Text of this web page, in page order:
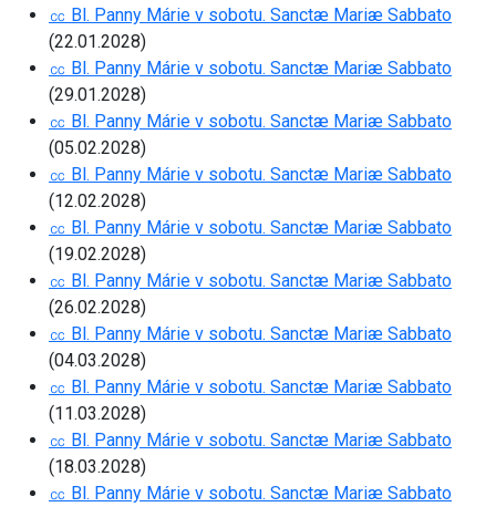
㏄ Bl. Panny Márie v sobotu. Sanctæ Mariæ Sabbato
(22.01.2028)
㏄ Bl. Panny Márie v sobotu. Sanctæ Mariæ Sabbato
(29.01.2028)
㏄ Bl. Panny Márie v sobotu. Sanctæ Mariæ Sabbato
(05.02.2028)
㏄ Bl. Panny Márie v sobotu. Sanctæ Mariæ Sabbato
(12.02.2028)
㏄ Bl. Panny Márie v sobotu. Sanctæ Mariæ Sabbato
(19.02.2028)
㏄ Bl. Panny Márie v sobotu. Sanctæ Mariæ Sabbato
(26.02.2028)
㏄ Bl. Panny Márie v sobotu. Sanctæ Mariæ Sabbato
(04.03.2028)
㏄ Bl. Panny Márie v sobotu. Sanctæ Mariæ Sabbato
(11.03.2028)
㏄ Bl. Panny Márie v sobotu. Sanctæ Mariæ Sabbato
(18.03.2028)
㏄ Bl. Panny Márie v sobotu. Sanctæ Mariæ Sabbato